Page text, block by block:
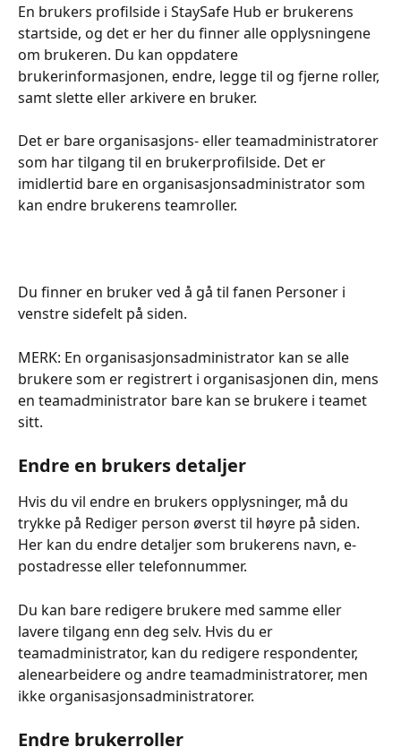
En brukers profilside i StaySafe Hub er brukerens
startside, og det er her du finner alle opplysningene
om brukeren. Du kan oppdatere
brukerinformasjonen, endre, legge til og fjerne roller,
samt slette eller arkivere en bruker.
Det er bare organisasjons- eller teamadministratorer
som har tilgang til en brukerprofilside. Det er
imidlertid bare en organisasjonsadministrator som
kan endre brukerens teamroller.
Du finner en bruker ved å gå til fanen Personer i
venstre sidefelt på siden.
MERK: En organisasjonsadministrator kan se alle
brukere som er registrert i organisasjonen din, mens
en teamadministrator bare kan se brukere i teamet
sitt.
Endre en brukers detaljer
Hvis du vil endre en brukers opplysninger, må du
trykke på Rediger person øverst til høyre på siden.
Her kan du endre detaljer som brukerens navn, e-
postadresse eller telefonnummer.
Du kan bare redigere brukere med samme eller
lavere tilgang enn deg selv. Hvis du er
teamadministrator, kan du redigere respondenter,
alenearbeidere og andre teamadministratorer, men
ikke organisasjonsadministratorer.
Endre brukerroller